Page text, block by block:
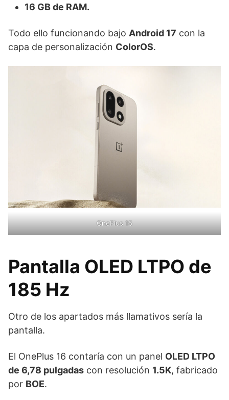
16 GB de RAM.
Todo ello funcionando bajo Android 17 con la
capa de personalización ColorOS.
OnePlus 15
Pantalla OLED LTPO de
185 Hz
Otro de los apartados más llamativos sería la
pantalla.
El OnePlus 16 contaría con un panel OLED LTPO
de 6,78 pulgadas con resolución 1.5K, fabricado
por BOE.